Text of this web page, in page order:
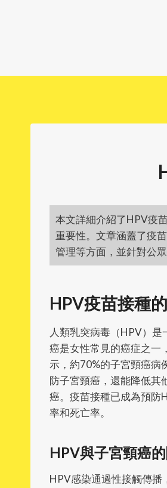
本文詳細介紹了HPV疫
重要性。文章涵蓋了疫
管理等方面，並針對公
HPV疫苗接種
人類乳突病毒（HPV）
癌是女性常見的癌症之一
示，約70%的子宮頸癌病
防子宮頸癌，還能降低其
癌。疫苗接種已成為預防
率和死亡率。
HPV與子宮頸癌
HPV感染通過性接觸傳播